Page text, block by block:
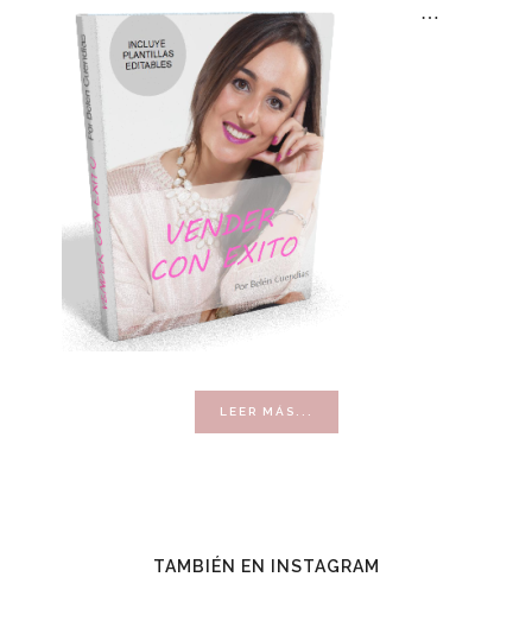
…
LEER MÁS...
DE
TAMBIÉN EN INSTAGRAM